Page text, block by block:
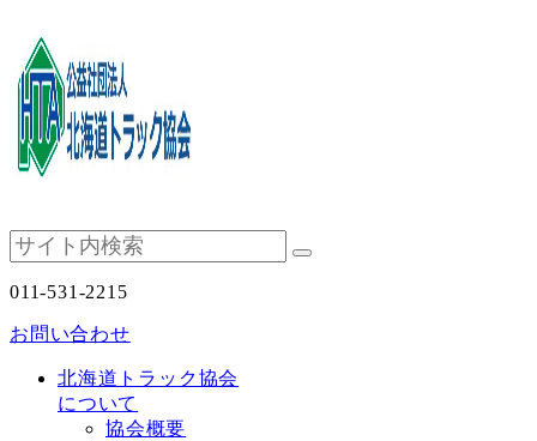
011-531-2215
お問い合わせ
北海道トラック協会
について
協会概要